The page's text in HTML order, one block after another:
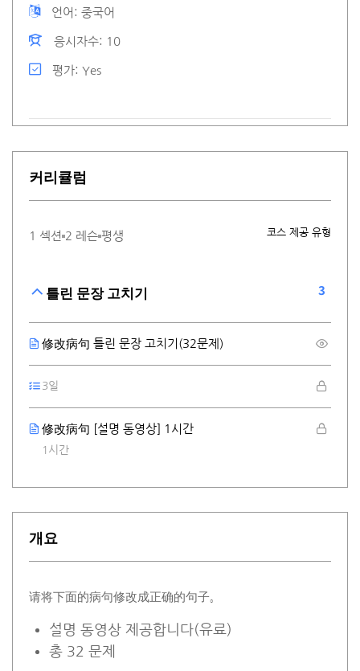
커리큘럼
1 섹션 2 레슨 평생 코스 제공 유형
틀린 문장 고치기 3
修改病句 틀린 문장 고치기(32문제)
3일
修改病句 [설명 동영상] 1시간
1시간
개요
请将下面的病句修改成正确的句子。
설명 동영상 제공합니다(유료)
총 32 문제
언어 중국어
응시자수 10
평가 Yes